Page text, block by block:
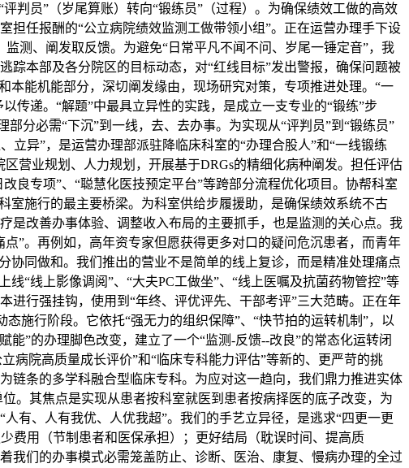
判员”（岁尾算账）转向“锻练员”（过程）。为确保绩效工做的高效
任报酬的“公立病院绩效监测工做带领小组”。正在运营办理手下设
测、阐发取反馈。为避免“日常平凡不闻不问、岁尾一锤定音”，我
踪本部及各分院区的目标动态，对“红线目标”发出警报，确保问题被
本能机能部分，深切阐发缘由，现场研究对策，专项推进处理。“一
传递。“解题”中最具立异性的实践，是成立一支专业的“锻练”步
分必需“下沉”到一线，去、去办事。为实现从“评判员”到“锻练员”
立异”，是运营办理部派驻降临床科室的“办理合股人”和“一线锻练
营业规划、人力规划，开展基于DRGs的精细化病种阐发。担任评估
良专项”、“聪慧化医技预定平台”等跨部分流程优化项目。协帮科室
室施行的最主要桥梁。为科室供给步履援助，是确保绩效系统不古
是改善办事体验、调整收入布局的主要抓手，也是监测的关心点。我
”。再例如，高年资专家但愿获得更多对口的疑问危沉患者，而青年
协同做和。我们推出的营业不是简单的线上复诊，而是精准处理痛点
“线上影像调阅”、“大夫PC工做坐”、“线上医嘱及抗菌药物管控”等
行强挂钩，使用到“年终、评优评先、干部考评”三大范畴。正在年
施行阶段。它依托“强无力的组织保障”、“快节拍的运转机制”，以
能”的办理脚色改变，建立了一个“监测-反馈--改良”的常态化运转闭
病院高质量成长评价”和“临床专科能力评估”等新的、更严苛的挑
链条的多学科融合型临床专科。为应对这一趋向，我们鼎力推进实体
。其焦点是实现从患者按科室就医到患者按病择医的底子改变，为
有、人有我优、人优我超”。我们的手艺立异径，是逃求“四更一更
费用（节制患者和医保承担）；更好结局（耽误时间、提高质
我们的办事模式必需笼盖防止、诊断、医治、康复、慢病办理的全过